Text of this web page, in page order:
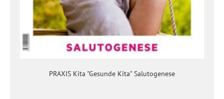
PRAXIS Kita "Gesunde Kita" Salutogenese